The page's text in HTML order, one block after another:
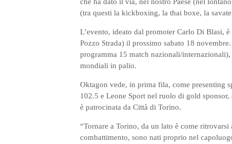
(tra questi la kickboxing, la thai boxe, la
L’evento, ideato dal promoter Carlo Di Blasi,
Pozzo Strada) il prossimo sabato 18
programma 15 match nazionali/
mondiali in palio.
Oktagon vede, in prima fila, come presenting
102.5 e Leone Sport nel ruolo di gold
è patrocinata da Città di Torino.
“Tornare a Torino, da un lato è come
combattimento, sono nati proprio nel